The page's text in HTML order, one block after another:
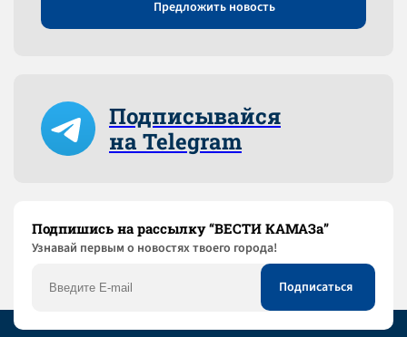
Предложить новость
Подписывайся
на Telegram
Подпишись на рассылку “ВЕСТИ КАМАЗа”
Узнaвай первым о новостях твоего города!